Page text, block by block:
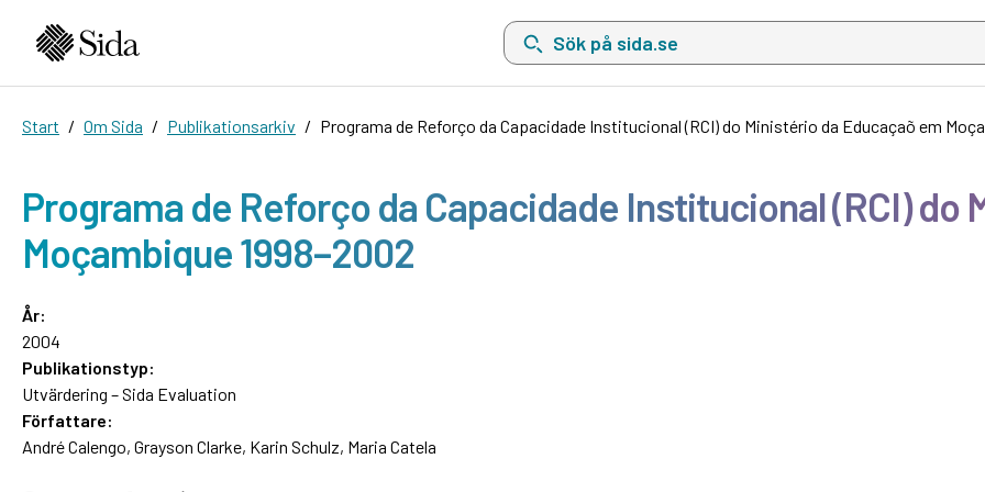
Sök på sida.se, sökförslag kommer att visas i en lista under
Start Om Sida Publikationsarkiv Programa de Reforço da Capacidade Institucional (RCI) do Ministério da Educaçaõ em
Programa de Reforço da Capacidade Institucional (RCI) do
Moçambique 1998–2002
År:
2004
Publikationstyp:
Utvärdering – Sida Evaluation
Författare:
André Calengo, Grayson Clarke, Karin Schulz, Maria Catela